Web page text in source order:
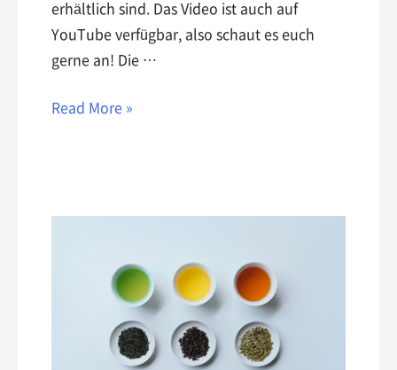
erhältlich sind. Das Video ist auch auf
YouTube verfügbar, also schaut es euch
gerne an! Die …
Read More »